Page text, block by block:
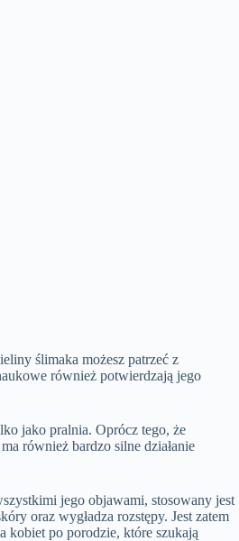
ślimaka możesz patrzeć z
również potwierdzają jego
jako pralnia. Oprócz tego, że
również bardzo silne działanie
jego objawami, stosowany jest
oraz wygładza rozstępy. Jest zatem
kobiet po porodzie, które szukają